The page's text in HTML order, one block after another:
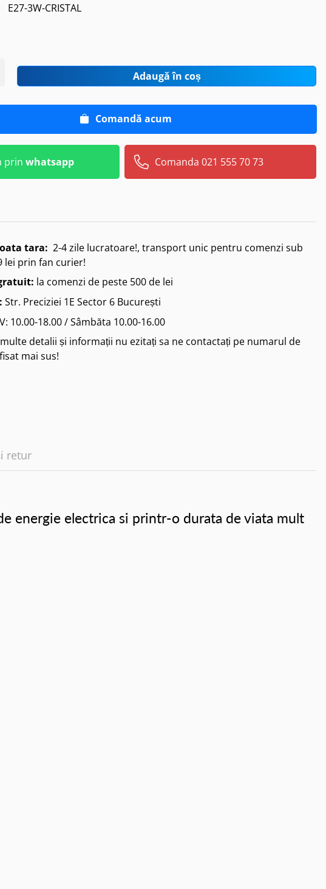
E27-3W-CRISTAL
Adaugă în coș
Comandă acum
prin whatsapp Comanda 021 555 70 73
tara: 2-4 zile lucratoare!, transport unic pentru comenzi sub
lei prin fan curier!
la comenzi de peste 500 de lei
Str. Preciziei 1E Sector 6 București
10.00-18.00 / Sâmbăta 10.00-16.00
detalii și informații nu ezitați sa ne contactați pe numarul de
mai sus!
retur
energie electrica si printr-o durata de viata mult